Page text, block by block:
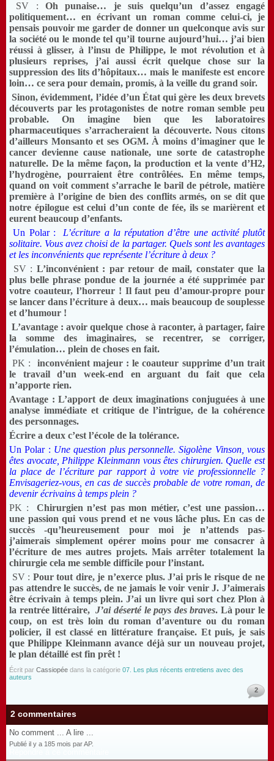
SV :Oh punaise… je suis quelqu’un d’assez engagé
politiquement… en écrivant un roman comme celui-ci, je
pensais pouvoir me garder de donner un quelconque avis sur
la société ou le monde tel qu’il tourne aujourd’hui… j’ai bien
réussi à glisser, à l’insu de Philippe, le mot révolution et à
plusieurs reprises, j’ai aussi écrit quelque chose sur la
suppression des lits d’hôpitaux… mais le manifeste est encore
loin… ce sera pour demain, promis, à la veille du grand soir.
Sinon, évidemment, l’idée d’un État qui gère les deux brevets
découverts par les protagonistes de notre roman semble peu
probable. On imagine bien que les laboratoires
pharmaceutiques s’arracheraient la découverte. Nous citons
d’ailleurs Monsanto et ses OGM. À moins d’imaginer que le
cancer devienne cause nationale, une sorte de catastrophe
naturelle. De la même façon, la production et la vente d’H2,
l’hydrogène, pourraient être contrôlées. En même temps,
quand on voit comment s’arrache le baril de pétrole, matière
première à l’origine de bien des conflits armés, on se dit que
notre épilogue est celui d’un conte de fée, ils se marièrent et
eurent beaucoup d’enfants.
Un Polar : L’écriture a la réputation d’être une activité plutôt
solitaire. Vous avez choisi de la partager. Quels sont les avantages
et les inconvénients que représente l’écriture à deux ?
SV : L’inconvénient : par retour de mail, constater que la
plus belle phrase pondue de la journée a été supprimée par
votre coauteur, l’horreur ! Il faut peu d’amour-propre pour
se lancer dans l’écriture à deux… mais beaucoup de souplesse
et d’humour !
L’avantage : avoir quelque chose à raconter, à partager, faire
la somme des imaginaires, se recentrer, se corriger,
l’émulation… plein de choses en fait.
PK : inconvénient majeur : le coauteur supprime d’un trait
le travail d’un week-end en arguant du fait que cela
n’apporte rien.
Avantage : L’apport de deux imaginations conjuguées à une
analyse immédiate et critique de l’intrigue, de la cohérence
des personnages.
Écrire a deux c’est l’école de la tolérance.
Un Polar : Une question plus personnelle. Sigolène Vinson, vous
êtes avocate, Philippe Kleinmann vous êtes chirurgien. Quelle est
la place de l’écriture par rapport à votre vie professionnelle ?
Envisageriez-vous, en cas de succès probable de votre roman, de
devenir écrivains à temps plein ?
PK : Chirurgien n’est pas mon métier, c’est une passion…
une passion qui vous prend et ne vous lâche plus. En cas de
succès -qu’heureusement pour moi je n’attends pas-
j’aimerais simplement opérer moins pour me consacrer à
l’écriture de mes autres projets. Mais arrêter totalement la
chirurgie cela me semble difficile pour l’instant.
SV : Pour tout dire, je n’exerce plus. J’ai pris le risque de ne
pas attendre le succès, de ne jamais le voir venirJ. J’aimerais
être écrivain à temps plein. J’ai un livre qui sort chez Plon à
la rentrée littéraire,J’ai déserté le pays des braves. Là pour le
coup, on est très loin du roman d’aventure ou du roman
policier, il est classé en littérature française. Et puis, je sais
que Philippe Kleinmann avance déjà sur un nouveau projet,
le plan détaillé est fin prêt !
Écrit par Cassiopée dans la catégorie 07. Les plus récents entretiens avec des
auteurs
2
2 commentaires
No comment ... A lire ...
Publié il y a 185 mois par AP.